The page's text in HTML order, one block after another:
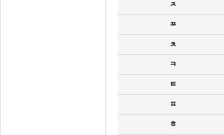
ㅈ
ㅉ
ㅊ
ㅋ
ㅌ
ㅍ
ㅎ